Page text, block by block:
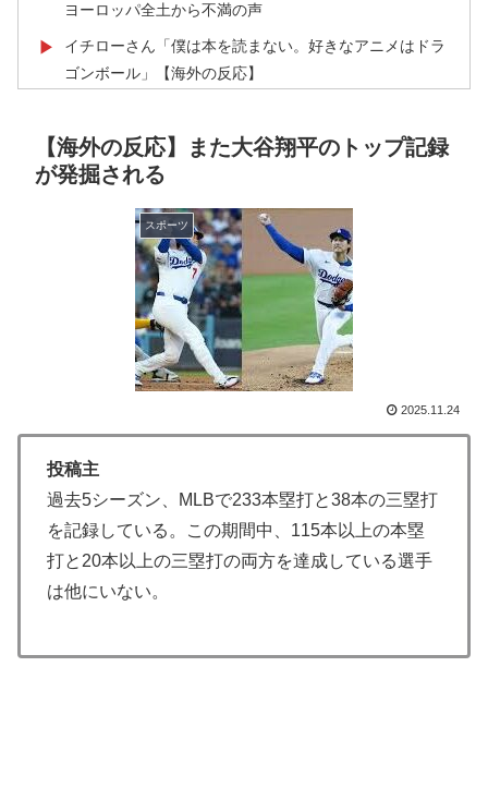
ヨーロッパ全土から不満の声
▶
イチローさん「僕は本を読まない。好きなアニメはドラ
ゴンボール」【海外の反応】
足らずで撤回された理由【海外の反応・解説】
▶ 韓国人「熊本地震で見る日本の土木技術の完全勝利をご
と日本人は何か適当に作る感じがしない・・・」「あれ
がまさに経験値である」
海外「日本人はなんて気高いんだ！」 英高級紙も驚愕
した極限の中の日本人の姿に世界が衝撃
海外の反応：熊本の病院で手術中に熊本地震が発生、大
揺れの中でも患者を守った医師たちの対応ぶりに海外大
る？」日本「納豆」
▶ 外国人「日本の未来は安泰だ」16歳MF三井寺眞、衝撃
ゴール！久保建英超え歴代2位の記録！3得点に絡む活躍
で海外絶賛！【海外の反応】
▶ 若いカバがワニを枕にしてしまうまさかの瞬間！！
結果判明した驚きの物価事情がこちらです」→「こんな
【海外の反応】また大谷翔平のトップ記録
が発掘される
スポーツ
2025.11.24
投稿主
過去5シーズン、MLBで233本塁打と38本の三塁打
を記録している。この期間中、115本以上の本塁
打と20本以上の三塁打の両方を達成している選手
は他にいない。